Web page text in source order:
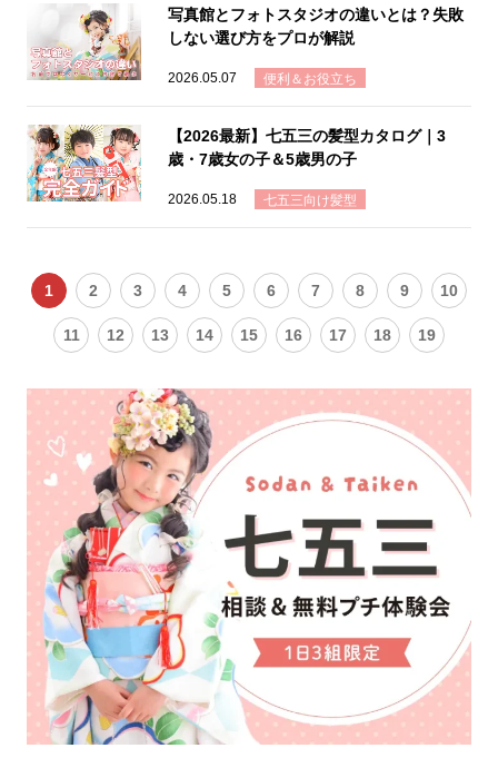
写真館とフォトスタジオの違いとは？失敗
しない選び方をプロが解説
2026.05.07 便利＆お役立ち
【2026最新】七五三の髪型カタログ｜3
歳・7歳女の子＆5歳男の子
2026.05.18 七五三向け髪型
1 2 3 4 5 6 7 8 9 10
11 12 13 14 15 16 17 18 19